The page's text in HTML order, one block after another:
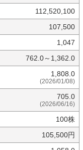
112,520,100
107,500
1,047
762.0～1,362.0
1,808.0
(2026/01/08)
705.0
(2026/06/16)
100株
105,500円